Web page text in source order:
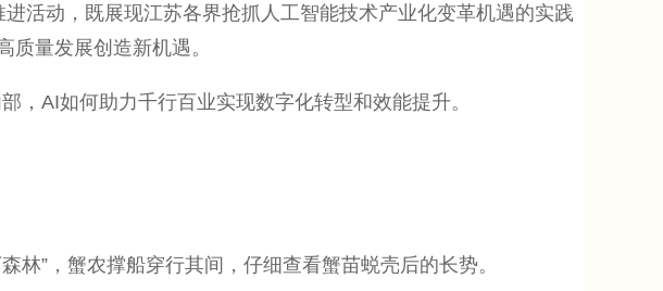
活动，既展现江苏各界抢抓人工智能技术产业化变革机遇的实践
量发展创造新机遇。
AI如何助力千行百业实现数字化转型和效能提升。
”，蟹农撑船穿行其间，仔细查看蟹苗蜕壳后的长势。